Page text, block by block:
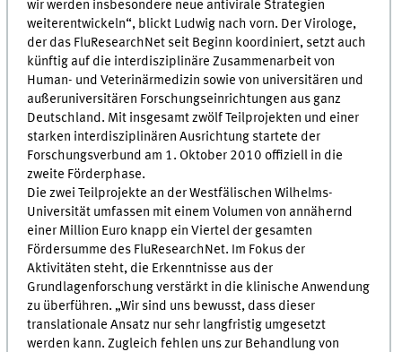
wir werden insbesondere neue antivirale Strategien
weiterentwickeln“, blickt Ludwig nach vorn. Der Virologe,
der das FluResearchNet seit Beginn koordiniert, setzt auch
künftig auf die interdisziplinäre Zusammenarbeit von
Human- und Veterinärmedizin sowie von universitären und
außeruniversitären Forschungseinrichtungen aus ganz
Deutschland. Mit insgesamt zwölf Teilprojekten und einer
starken interdisziplinären Ausrichtung startete der
Forschungsverbund am 1. Oktober 2010 offiziell in die
zweite Förderphase.
Die zwei Teilprojekte an der Westfälischen Wilhelms-
Universität umfassen mit einem Volumen von annähernd
einer Million Euro knapp ein Viertel der gesamten
Fördersumme des FluResearchNet. Im Fokus der
Aktivitäten steht, die Erkenntnisse aus der
Grundlagenforschung verstärkt in die klinische Anwendung
zu überführen. „Wir sind uns bewusst, dass dieser
translationale Ansatz nur sehr langfristig umgesetzt
werden kann. Zugleich fehlen uns zur Behandlung von